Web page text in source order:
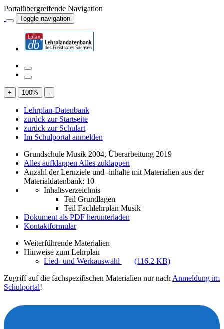
Portalübergreifende Navigation
Toggle navigation
+ 100% -
Lehrplan-Datenbank
zurück zur Startseite
zurück zur Schulart
Im Schulportal anmelden
Grundschule Musik 2004, Überarbeitung 2019
Alles aufklappen Alles zuklappen
Anzahl der Lernziele und -inhalte mit Materialien aus der
Materialdatenbank: 10
Inhaltsverzeichnis
Teil Grundlagen
Teil Fachlehrplan Musik
Dokument als PDF herunterladen
Kontaktformular
Weiterführende Materialien
Hinweise zum Lehrplan
Lied- und Werkauswahl
(116.2 KB)
Zugriff auf die fachspezifischen Materialien nur nach Anmeldung im
Schulportal!